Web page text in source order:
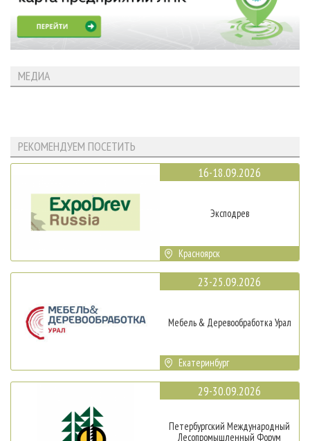
МЕДИА
РЕКОМЕНДУЕМ ПОСЕТИТЬ
16-18.09.2026
Эксподрев
Красноярск
23-25.09.2026
Мебель & Деревообработка Урал
Екатеринбург
29-30.09.2026
Петербургский Международный
Лесопромышленный Форум